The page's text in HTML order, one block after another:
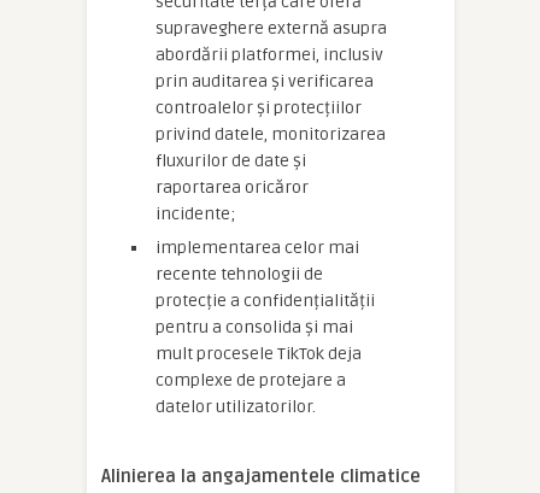
supraveghere externă asupra
abordării platformei, inclusiv
prin auditarea și verificarea
controalelor și protecțiilor
privind datele, monitorizarea
fluxurilor de date și
raportarea oricăror
incidente;
implementarea celor mai
recente tehnologii de
protecție a confidențialității
pentru a consolida și mai
mult procesele TikTok deja
complexe de protejare a
datelor utilizatorilor.
Alinierea la angajamentele climatice